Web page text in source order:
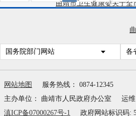
曲靖市卫生健康委关于全
好消息！曲靖市开通心
曲靖市中心血站2025年3
曲靖市第二人民医院招引
国务院部门网站 各
网站地图
服务热线： 0874-12345
主办单位： 曲靖市人民政府办公室
运维
滇ICP备07000267号-1
政府网站标识码: